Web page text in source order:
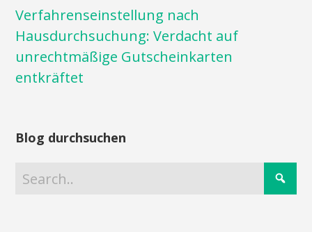
Verfahrenseinstellung nach
Hausdurchsuchung: Verdacht auf
unrechtmäßige Gutscheinkarten
entkräftet
Blog durchsuchen